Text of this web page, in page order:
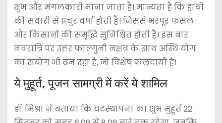
शुभ और मंगलकारी माना जाता है। मान्यता है कि हाथी
की सवारी से प्रचुर वर्षा होती है। जिससे भरपूर फसल
और किसानों की समृद्धि सुनिश्चित होती है। इस बार
नवरात्रि पर उत्तर फाल्गुनी नक्षत्र के साथ अस्थि योग
का संयोग भी बन रहा है, जो विशेष फलदायी है।
ये मुहूर्त, पूजन सामग्री में करें ये शामिल
डॉ. मिश्रा ने बताया कि घटस्थापना का शुभ मुहूर्त 22